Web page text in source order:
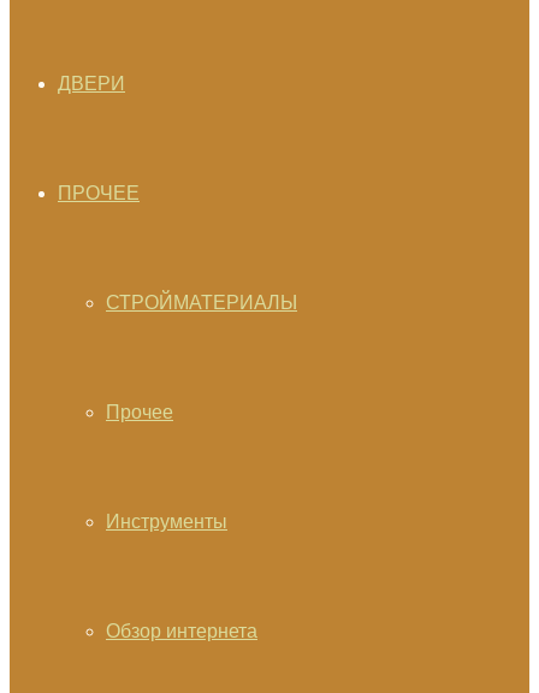
ДВЕРИ
ПРОЧЕЕ
СТРОЙМАТЕРИАЛЫ
Прочее
Инструменты
Обзор интернета